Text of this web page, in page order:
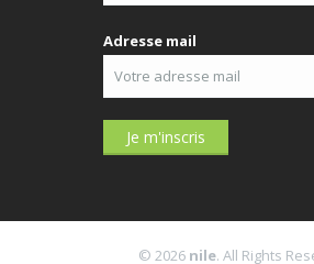
Adresse mail
© 2026 nile. All Rights